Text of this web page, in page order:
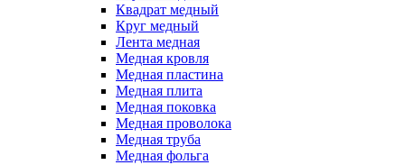
Квадрат медный
Круг медный
Лента медная
Медная кровля
Медная пластина
Медная плита
Медная поковка
Медная проволока
Медная труба
Медная фольга